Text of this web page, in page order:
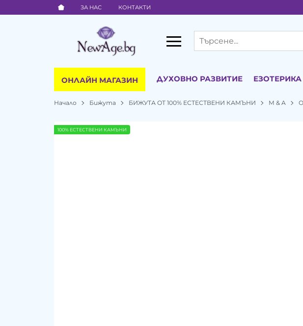
ЗА НАС КОНТАКТИ
ОНЛАЙН МАГАЗИН ДУХОВНО РАЗВИТИЕ ЕЗОТЕРИКА
Начало Бижута БИЖУТА ОТ 100% ЕСТЕСТВЕНИ КАМЪНИ М & A
100% ЕСТЕСТВЕНИ КАМЪНИ